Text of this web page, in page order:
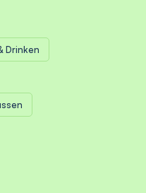
Drinken